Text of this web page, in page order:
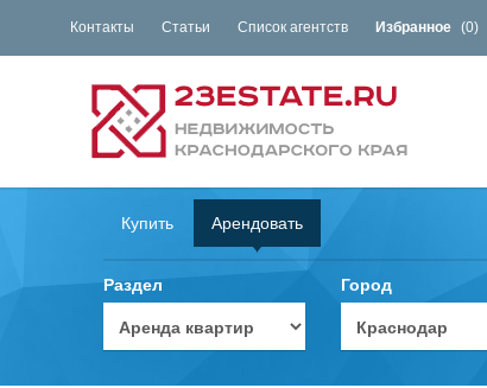
Контакты Статьи Список агентств Избранное (0)
Купить Арендовать
Раздел Город